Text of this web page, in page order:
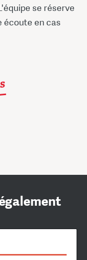
se réserve
écoute en cas